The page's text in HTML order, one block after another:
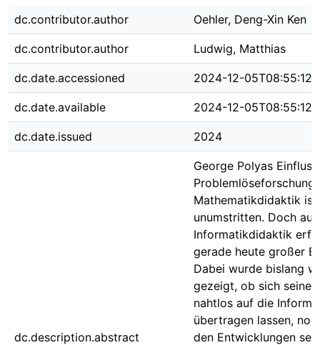
dc.contributor.author Oehler, Deng-Xin Ken
dc.contributor.author Ludwig, Matthias
dc.date.accessioned 2024-12-05T08:55:12Z
dc.date.available 2024-12-05T08:55:12Z
dc.date.issued 2024
dc.description.abstract
George Polyas
Problemlöseforschung
Mathematikdidaktik ist
unumstritten. Doch
Informatikdidaktik
gerade heute großer
Dabei wurde bislang
gezeigt, ob sich seine
nahtlos auf die
übertragen lassen,
den Entwicklungen